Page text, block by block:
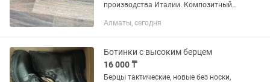
производства Италии. Композитный
обеспечивает защиту от удара 200 Дж.
Алматы, сегодня
Ботинки с высоким берцем
16 000 ₸
Берцы тактические, новые без носки,